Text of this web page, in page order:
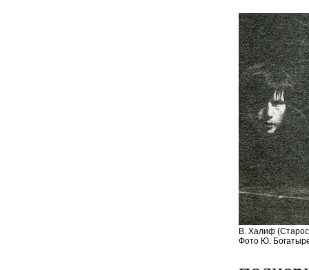
В. Халиф
Фото Ю.